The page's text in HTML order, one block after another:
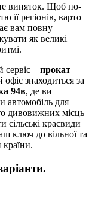
виняток. Щоб по-
її регіонів, варто
вам повну
як великі
– прокат
знаходиться за
94в, де ви
автомобіль для
дивовижних місць
сільські краєвиди
ключ до вільної та